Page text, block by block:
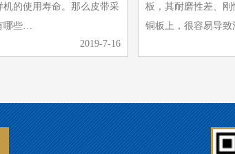
的使用寿命。那么皮带采
哪些…
2019-7-16
板，其耐磨性差、
铜板上，很容易导致